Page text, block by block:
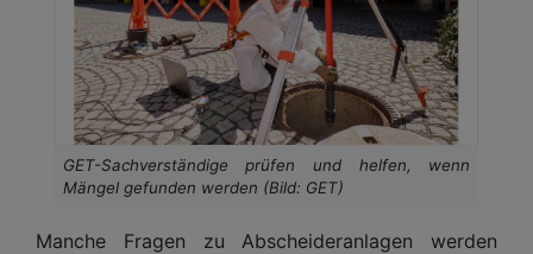
GET-Sachverständige prüfen und helfen, wenn
Mängel gefunden werden (Bild: GET)
Manche Fragen zu Abscheideranlagen werden